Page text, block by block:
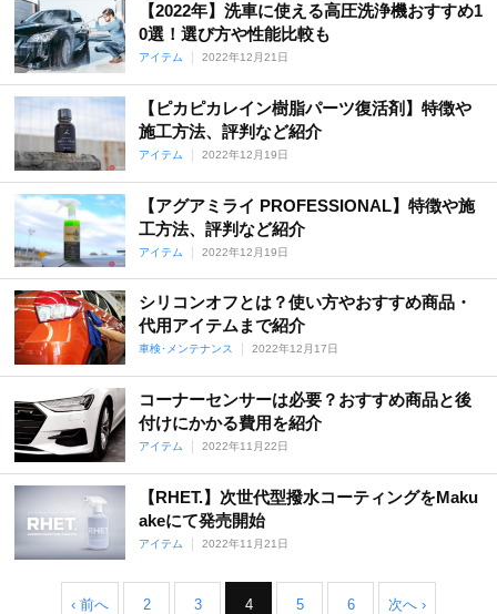
【2022年】洗車に使える高圧洗浄機おすすめ1
0選！選び方や性能比較も
アイテム 2022年12月21日
【ピカピカレイン樹脂パーツ復活剤】特徴や
施工方法、評判など紹介
アイテム 2022年12月19日
【アグアミライ PROFESSIONAL】特徴や施
工方法、評判など紹介
アイテム 2022年12月19日
シリコンオフとは？使い方やおすすめ商品・
代用アイテムまで紹介
車検･メンテナンス 2022年12月17日
コーナーセンサーは必要？おすすめ商品と後
付けにかかる費用を紹介
アイテム 2022年11月22日
【RHET.】次世代型撥水コーティングをMaku
akeにて発売開始
アイテム 2022年11月21日
‹ 前へ 2 3 4 5 6 次へ ›